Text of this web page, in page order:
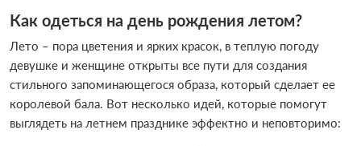
Как одеться на день рождения летом?
Лето – пора цветения и ярких красок, в теплую погоду
девушке и женщине открыты все пути для создания
стильного запоминающегося образа, который сделает ее
королевой бала. Вот несколько идей, которые помогут
выглядеть на летнем празднике эффектно и неповторимо: